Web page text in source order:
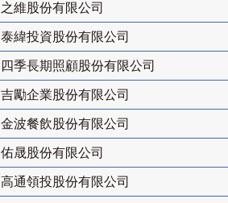
之維股份有限公司
泰緯投資股份有限公司
四季長期照顧股份有限公司
吉勵企業股份有限公司
金波餐飲股份有限公司
佑晟股份有限公司
高通領投股份有限公司